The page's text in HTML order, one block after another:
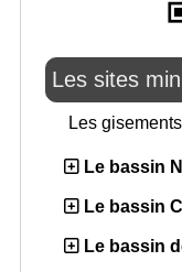
Les sites
Les
Le bassin
Le bassin
Le bassin